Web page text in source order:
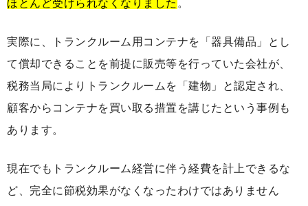
ほとんど受けられなくなりました 。
実際に、トランクルーム用コンテナを「器具備品」とし
て償却できることを前提に販売等を行っていた会社が、
税務当局によりトランクルームを「建物」と認定され、
顧客からコンテナを買い取る措置を講じたという事例も
あります。
現在でもトランクルーム経営に伴う経費を計上できるな
ど、完全に節税効果がなくなったわけではありません